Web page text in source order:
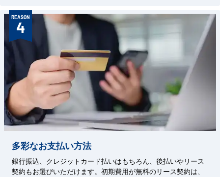
REASON
4
多彩なお支払い方法
銀行振込、クレジットカード払いはもちろん、後払いやリース
契約もお選びいただけます。初期費用が無料のリース契約は、